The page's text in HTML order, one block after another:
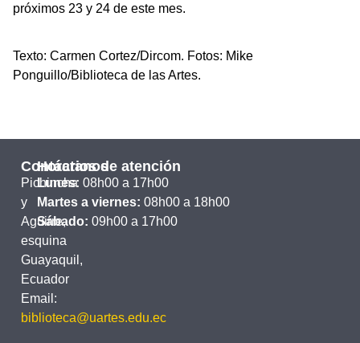
próximos 23 y 24 de este mes.
Texto: Carmen Cortez/Dircom. Fotos: Mike
Ponguillo/Biblioteca de las Artes.
Contáctanos
Pichincha
y
Aguirre,
esquina
Guayaquil,
Ecuador
Email:
biblioteca@uartes.edu.ec
Horarios de atención
Lunes: 08h00 a 17h00
Martes a viernes: 08h00 a 18h00
Sábado: 09h00 a 17h00